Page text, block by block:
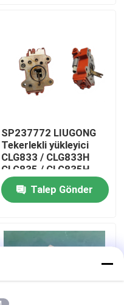
SP237772 LIUGONG
Tekerlekli yükleyici
CLG833 / CLG833H
CLG835 / CLG835H
CLG836 / CLG836H
ZL30E / ZL30F için
kontrol valf montajı
Talep Gönder